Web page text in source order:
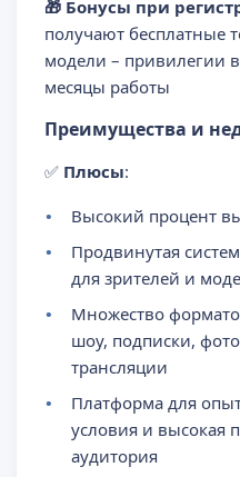
🎁 Бонусы при
получают бесплатные
модели – привилегии
месяцы работы
Преимущества и
✅ Плюсы:
Высокий процент
Продвинутая
для зрителей и
Множество
шоу, подписки,
трансляции
Платформа для
условия и высокая
аудитория